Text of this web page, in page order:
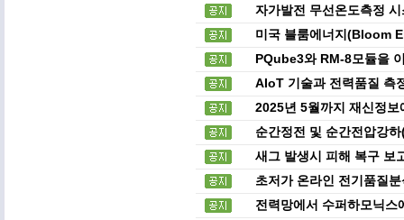
자가발전 무선온도측정
미국 블룸에너지(Bloom
PQube3와 RM-8모듈을
AIoT 기술과 전력품질 측
2025년 5월까지 재신정
순간정전 및 순간전압강
새그 발생시 피해 복구 보
초저가 온라인 전기품질
전력망에서 수퍼하모닉